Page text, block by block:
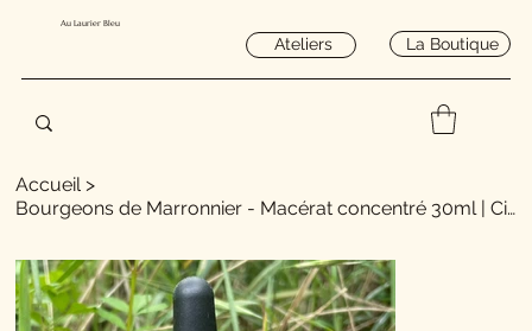
Au Laurier Bleu
Ateliers La Boutique
Accueil >
Bourgeons de Marronnier - Macérat concentré 30ml | Circulation veineuse